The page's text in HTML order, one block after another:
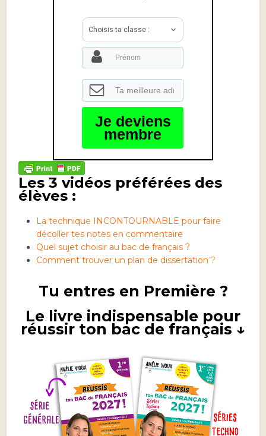
Choisis ta classe :
Je deviens
membre
Les 3 vidéos préférées des
élèves :
La technique INCONTOURNABLE pour faire
décoller tes notes en commentaire
Quel sujet choisir au bac de français ?
Comment trouver un plan de dissertation ?
Tu entres en Première ?
Le livre indispensable pour
réussir ton bac de français ↓